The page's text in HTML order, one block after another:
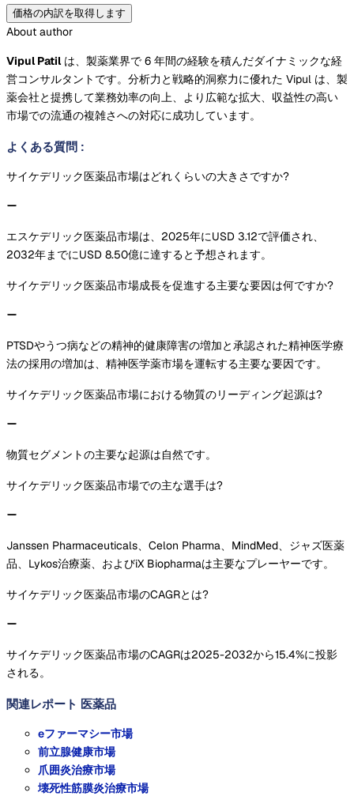
価格の内訳を取得します
About author
Vipul Patilは、製薬業界で 6 年間の経験を積んだダイナミックな経
営コンサルタントです。分析力と戦略的洞察力に優れた Vipul は、製
薬会社と提携して業務効率の向上、より広範な拡大、収益性の高い
市場での流通の複雑さへの対応に成功しています。
よくある質問 :
サイケデリック医薬品市場はどれくらいの大きさですか?
エスケデリック医薬品市場は、2025年にUSD 3.12で評価され、
2032年までにUSD 8.50億に達すると予想されます。
サイケデリック医薬品市場成長を促進する主要な要因は何ですか?
PTSDやうつ病などの精神的健康障害の増加と承認された精神医学療
法の採用の増加は、精神医学薬市場を運転する主要な要因です。
サイケデリック医薬品市場における物質のリーディング起源は?
物質セグメントの主要な起源は自然です。
サイケデリック医薬品市場での主な選手は?
Janssen Pharmaceuticals、Celon Pharma、MindMed、ジャズ医薬
品、Lykos治療薬、およびiX Biopharmaは主要なプレーヤーです。
サイケデリック医薬品市場のCAGRとは?
サイケデリック医薬品市場のCAGRは2025-2032から15.4%に投影
される。
関連レポート 医薬品
eファーマシー市場
前立腺健康市場
爪囲炎治療市場
壊死性筋膜炎治療市場